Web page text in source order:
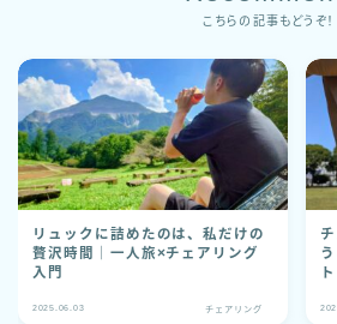
こちらの記事もどうぞ！
リュックに詰めたのは、私だけの
贅沢時間｜一人旅×チェアリング
入門
2025.06.03 チェアリング